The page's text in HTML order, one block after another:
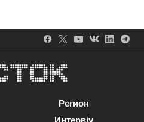
Регион
Интервју